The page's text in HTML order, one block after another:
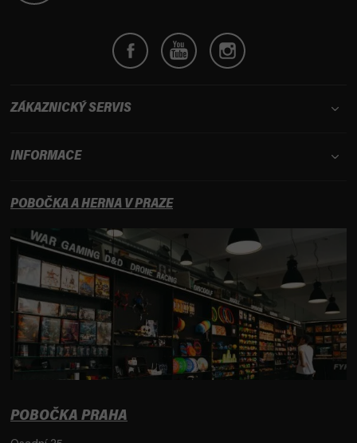
ZÁKAZNICKÝ SERVIS
INFORMACE
POBOČKA A HERNA V PRAZE
POBOČKA PRAHA